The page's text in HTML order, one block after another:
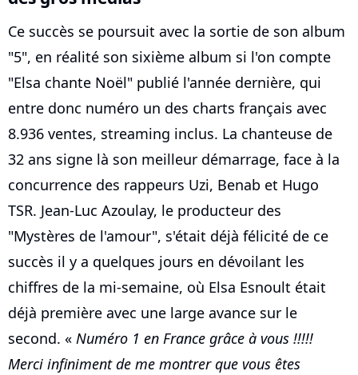
Ce succès se poursuit avec la sortie de son album
"5", en réalité son sixième album si l'on compte
"Elsa chante Noël" publié l'année dernière, qui
entre donc numéro un des charts français avec
8.936 ventes, streaming inclus. La chanteuse de
32 ans signe là son meilleur démarrage, face à la
concurrence des rappeurs Uzi, Benab et Hugo
TSR. Jean-Luc Azoulay, le producteur des
"Mystères de l'amour", s'était déjà félicité de ce
succès il y a quelques jours en dévoilant les
chiffres de la mi-semaine, où Elsa Esnoult était
déjà première avec une large avance sur le
second. « Numéro 1 en France grâce à vous !!!!!
Merci infiniment de me montrer que vous êtes